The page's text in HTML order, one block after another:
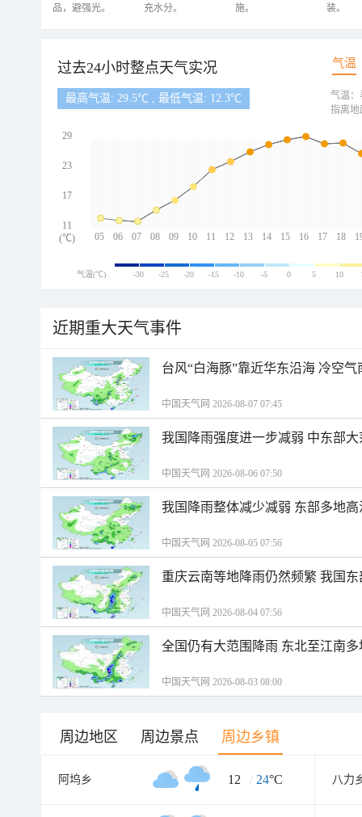
品，避强光。
充水分。
施。
装。
过去24小时整点天气实况 气温
最高气温: 29.5℃ , 最低气温: 12.3℃
05 06 07 08 09 10 11 12 13 14 15 16 17 18
29
23
17
11
(℃)
气温：
指离地
气温(℃) -30 -25 -20 -15 -10 -5 0 5 10
近期重大天气事件
台风“白海豚”靠近华东沿海 冷空
中国天气网 2026-08-07 07:45
我国降雨强度进一步减弱 中东部
中国天气网 2026-08-06 07:50
我国降雨整体减少减弱 东部多地
中国天气网 2026-08-05 07:56
重庆云南等地降雨仍然频繁 我国
中国天气网 2026-08-04 07:56
全国仍有大范围降雨 东北至江南
中国天气网 2026-08-03 08:00
周边地区 周边景点 周边乡镇
阿坞乡 12 / 24°C 八力